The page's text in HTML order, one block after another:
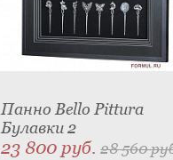
Панно Bello Pittura
Булавки 2
23 800 руб.28 560